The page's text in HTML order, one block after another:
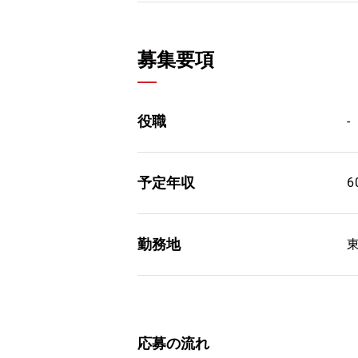
募集要項
役職 -
予定年収
勤務地
応募の流れ